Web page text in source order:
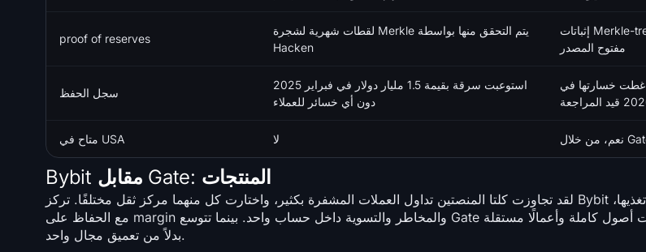
proof of reserves
لقطات شهرية لشجرة Merkle يتم التحقق منها بواسطة
Hacken
إثباتات Merkle-tree و zk-SNARK شهرية مع مدقق
مفتوح المصدر
سجل الحفظ
استوعبت سرقة بقيمة 1.5 مليار دولار في فبراير 2025
دون أي خسائر للعملاء
غطت خسارتها في Ethereum Classic عام 2019، مع
متاح في USA لا
Bybit مقابل Gate: المنتجات
لقد تجاوزت كلتا المنصتين تداول العملات المشفرة بكثير، واختارت كل منهما مركز ثقل مختلفًا. تركز Bybit على محطة التداول والأدوات التي تغذيها،
مع الحفاظ على margin والمخاطر والتسوية داخل حساب واحد. بينما تتوسع Gate نحو الخارج بدلاً من ذلك، مضيفة فئات أصول كاملة وأعمالًا مستقلة
بدلاً من تعميق مجال واحد.